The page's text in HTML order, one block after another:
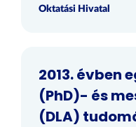
Oktatási Hivatal
2013. évben
(PhD)- és
(DLA)